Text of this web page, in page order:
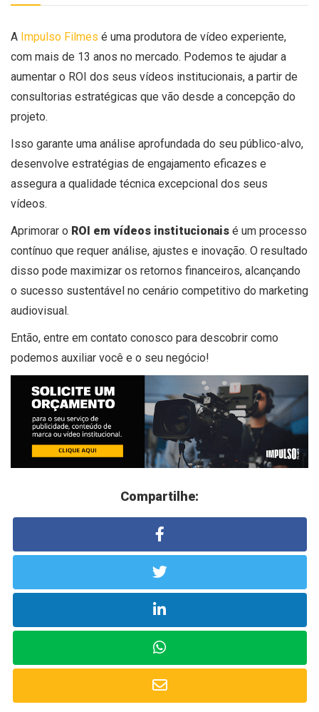
A Impulso Filmes é uma produtora de vídeo experiente,
com mais de 13 anos no mercado. Podemos te ajudar a
aumentar o ROI dos seus vídeos institucionais, a partir de
consultorias estratégicas que vão desde a concepção do
projeto.
Isso garante uma análise aprofundada do seu público-alvo,
desenvolve estratégias de engajamento eficazes e
assegura a qualidade técnica excepcional dos seus
vídeos.
Aprimorar o ROI em vídeos institucionais é um processo
contínuo que requer análise, ajustes e inovação. O resultado
disso pode maximizar os retornos financeiros, alcançando
o sucesso sustentável no cenário competitivo do marketing
audiovisual.
Então, entre em contato conosco para descobrir como
podemos auxiliar você e o seu negócio!
Compartilhe: